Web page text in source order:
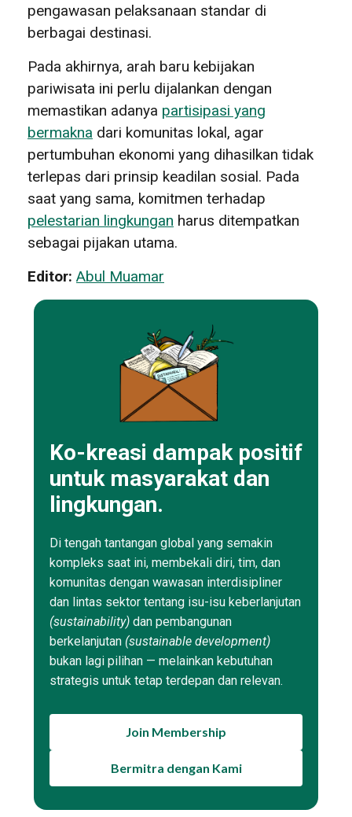
pengawasan pelaksanaan standar di
berbagai destinasi.
Pada akhirnya, arah baru kebijakan
pariwisata ini perlu dijalankan dengan
memastikan adanya partisipasi yang
bermakna dari komunitas lokal, agar
pertumbuhan ekonomi yang dihasilkan tidak
terlepas dari prinsip keadilan sosial. Pada
saat yang sama, komitmen terhadap
pelestarian lingkungan harus ditempatkan
sebagai pijakan utama.
Editor: Abul Muamar
Ko-kreasi dampak positif
untuk masyarakat dan
lingkungan.
Di tengah tantangan global yang semakin
kompleks saat ini, membekali diri, tim, dan
komunitas dengan wawasan interdisipliner
dan lintas sektor tentang isu-isu keberlanjutan
(sustainability) dan pembangunan
berkelanjutan (sustainable development)
bukan lagi pilihan — melainkan kebutuhan
strategis untuk tetap terdepan dan relevan.
Join Membership
Bermitra dengan Kami